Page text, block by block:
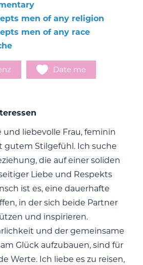
men of any religion
men of any race
Date me
und liebevolle Frau, feminin
gutem Stilgefühl. Ich suche
die auf einer soliden
Liebe und Respekts
ist es, eine dauerhafte
in der sich beide Partner
und inspirieren.
und der gemeinsame
Glück aufzubauen, sind für
Werte. Ich liebe es zu reisen,